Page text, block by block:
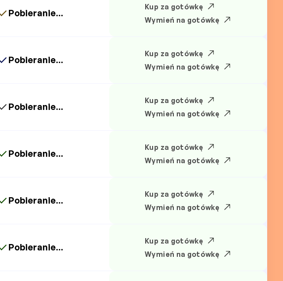
Pobieranie...
Kup za gotówkę
Wymień na gotówkę
Pobieranie...
Kup za gotówkę
Wymień na gotówkę
Pobieranie...
Kup za gotówkę
Wymień na gotówkę
Pobieranie...
Kup za gotówkę
Wymień na gotówkę
Pobieranie...
Kup za gotówkę
Wymień na gotówkę
Pobieranie...
Kup za gotówkę
Wymień na gotówkę